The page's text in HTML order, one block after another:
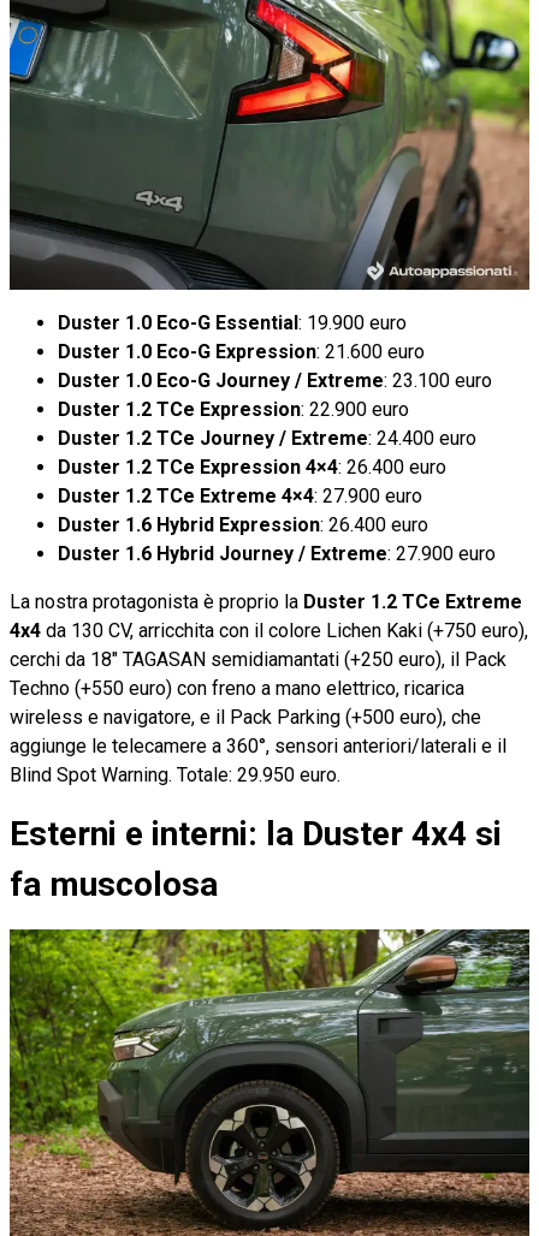
Duster 1.0 Eco-G Essential: 19.900 euro
Duster 1.0 Eco-G Expression: 21.600 euro
Duster 1.0 Eco-G Journey / Extreme: 23.100 euro
Duster 1.2 TCe Expression: 22.900 euro
Duster 1.2 TCe Journey / Extreme: 24.400 euro
Duster 1.2 TCe Expression 4×4: 26.400 euro
Duster 1.2 TCe Extreme 4×4: 27.900 euro
Duster 1.6 Hybrid Expression: 26.400 euro
Duster 1.6 Hybrid Journey / Extreme: 27.900 euro
La nostra protagonista è proprio la Duster 1.2 TCe Extreme
4x4 da 130 CV, arricchita con il colore Lichen Kaki (+750 euro),
cerchi da 18" TAGASAN semidiamantati (+250 euro), il Pack
Techno (+550 euro) con freno a mano elettrico, ricarica
wireless e navigatore, e il Pack Parking (+500 euro), che
aggiunge le telecamere a 360°, sensori anteriori/laterali e il
Blind Spot Warning. Totale: 29.950 euro.
Esterni e interni: la Duster 4x4 si
fa muscolosa